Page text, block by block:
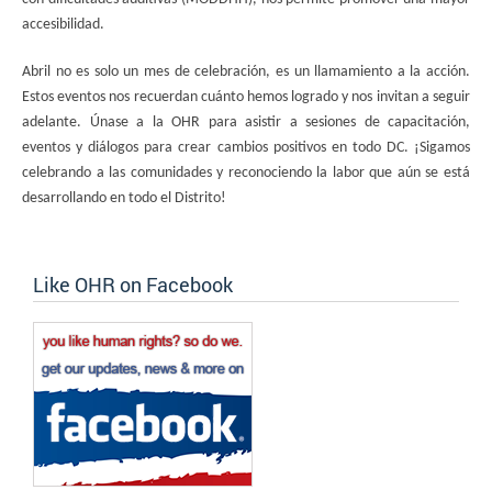
accesibilidad.
Abril no es solo un mes de celebración, es un llamamiento a la acción.
Estos eventos nos recuerdan cuánto hemos logrado y nos invitan a seguir
adelante. Únase a la OHR para asistir a sesiones de capacitación,
eventos y diálogos para crear cambios positivos en todo DC. ¡Sigamos
celebrando a las comunidades y reconociendo la labor que aún se está
desarrollando en todo el Distrito!
Like OHR on Facebook